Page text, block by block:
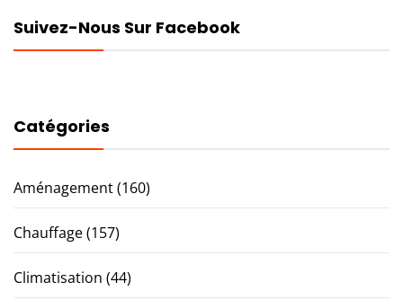
Suivez-Nous Sur Facebook
Catégories
Aménagement(160)
Chauffage(157)
Climatisation (44)